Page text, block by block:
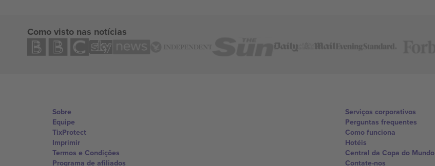
Como visto nas notícias
Sobre
Equipe
TixProtect
Imprimir
Termos e Condições
Programa de afiliados
Serviços corporativos
Perguntas frequentes
Como funciona
Hotéis
Central da Copa do Mundo
Contate-nos